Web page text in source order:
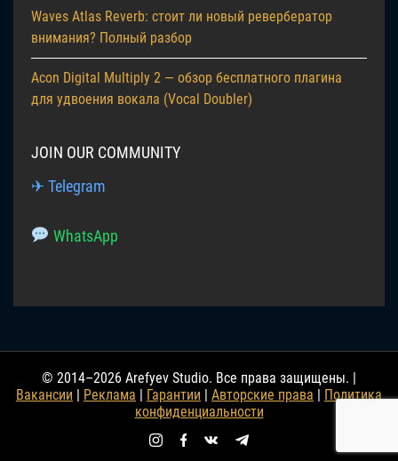
Waves Atlas Reverb: стоит ли новый ревербератор
внимания? Полный разбор
Acon Digital Multiply 2 — обзор бесплатного плагина
для удвоения вокала (Vocal Doubler)
JOIN OUR COMMUNITY
✈ Telegram
WhatsApp
© 2014–2026 Arefyev Studio. Все права защищены. |
Вакансии | Реклама | Гарантии | Авторские права | Политика
конфиденциальности